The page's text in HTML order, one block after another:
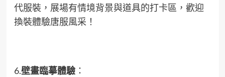
代服裝，展場有情境背景與道具的打卡區，歡迎
換裝體驗唐服風采！
6.壁畫臨摹體驗：